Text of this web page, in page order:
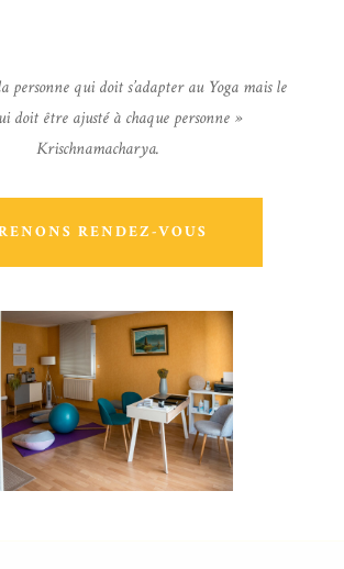
personne qui doit s’adapter au Yoga mais le
doit être ajusté à chaque personne »
Krischnamacharya.
RENDEZ-VOUS